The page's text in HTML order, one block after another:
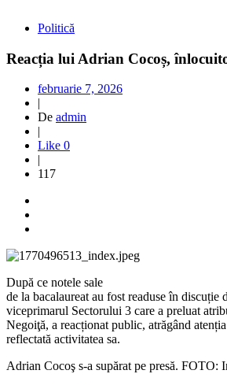
Politică
Reacția lui Adrian Cocoș,
februarie 7, 2026
|
De admin
|
Like 0
|
117
După ce notele sale
de la bacalaureat au fost readuse în discuție
viceprimarul Sectorului 3 care a preluat
Negoiţă, a reacționat public, atrăgând
reflectată activitatea sa.
Adrian Cocoş s-a supărat pe presă. FOTO: